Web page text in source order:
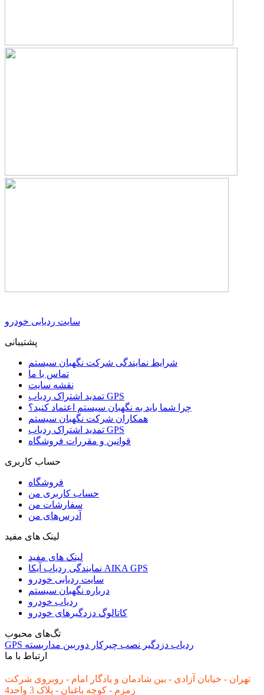
سایت ردیابی خودرو
پشتیبانی
شرایط نمایندگی شرکت نگهبان سیستم
تماس با ما
نقشه سایت
تمدید اشتراک ردیاب GPS
چرا شما باید به نگهبان سیستم اعتماد کنید؟
همکاران شرکت نگهبان سیستم
تمدید اشتراک ردیاب GPS
قوانین و مقررات فروشگاه
حساب کاربری
فروشگاه
حساب کاربری من
سفارشات من
آدرس‌های من
لینک های مفید
لینک های مفید
نمایندگی ردیاب آیکا AIKA GPS
سایت ردیابی خودرو
درباره نگهبان سیستم
ردیاب خودرو
کاتالوگ دزدگیرهای خودرو
تگ‌های محبوب
GPS
ردیاب دزدگیر نصب چیرکار دوربین مداربسته
ارتباط با ما
تهران - خیابان آزادی - بین شادمان و یادگار امام - روبروی شرکت
زمزم - کوچه باغبان - پلاک 3 واحد4